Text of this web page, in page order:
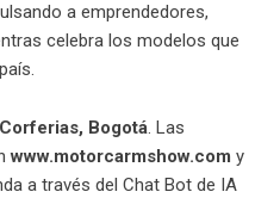
a emprendedores,
celebra los modelos que
Corferias, Bogotá. Las
www.motorcarmshow.com y
a través del Chat Bot de IA